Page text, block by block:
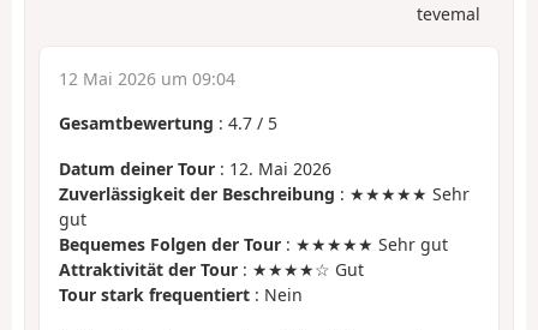
tevemal
12 Mai 2026 um 09:04
Gesamtbewertung : 4.7 / 5
Datum deiner Tour : 12. Mai 2026
Zuverlässigkeit der Beschreibung : ★★★★★ Sehr
gut
Bequemes Folgen der Tour : ★★★★★ Sehr gut
Attraktivität der Tour : ★★★★☆ Gut
Tour stark frequentiert : Nein